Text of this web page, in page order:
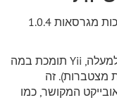
» Note|הערה: שאילתות סטטיסטיות נתמכות מגרסאות 1.0.4
מלבד השאילתות המקושרות המתוארות למעלה, Yii תומכת במה
מצטברות). זה
המקושר, כמו